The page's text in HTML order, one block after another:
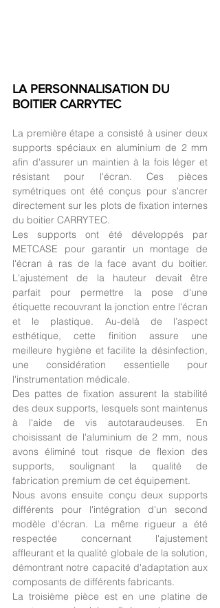
LA PERSONNALISATION DU
BOITIER CARRYTEC
La première étape a consisté à usiner deux
supports spéciaux en aluminium de 2 mm
afin d'assurer un maintien à la fois léger et
résistant pour l'écran. Ces pièces
symétriques ont été conçus pour s'ancrer
directement sur les plots de fixation internes
du boitier CARRYTEC.
Les supports ont été développés par
METCASE pour garantir un montage de
l'écran à ras de la face avant du boitier.
L'ajustement de la hauteur devait être
parfait pour permettre la pose d'une
étiquette recouvrant la jonction entre l'écran
et le plastique. Au-delà de l’aspect
esthétique, cette finition assure une
meilleure hygiène et facilite la désinfection,
une considération essentielle pour
l'instrumentation médicale.
Des pattes de fixation assurent la stabilité
des deux supports, lesquels sont maintenus
à l'aide de vis autotaraudeuses. En
choisissant de l'aluminium de 2 mm, nous
avons éliminé tout risque de flexion des
supports, soulignant la qualité de
fabrication premium de cet équipement.
Nous avons ensuite conçu deux supports
différents pour l'intégration d'un second
modèle d'écran. La même rigueur a été
respectée concernant l'ajustement
affleurant et la qualité globale de la solution,
démontrant notre capacité d'adaptation aux
composants de différents fabricants.
La troisième pièce est en une platine de